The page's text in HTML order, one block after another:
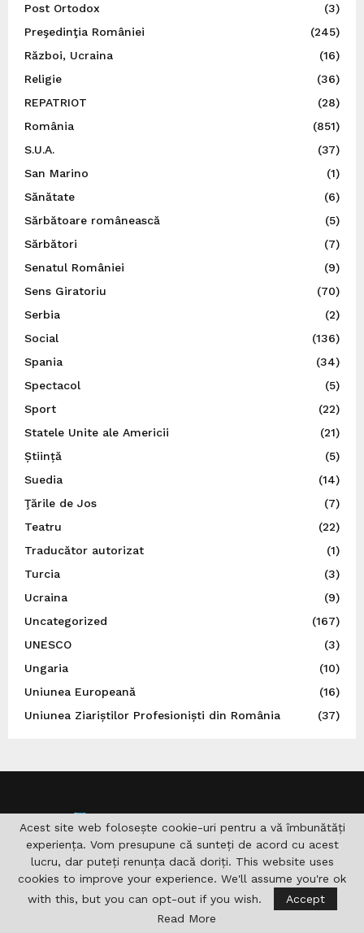
Post Ortodox
(3)
Preşedinţia României
(245)
Război, Ucraina
(16)
Religie
(36)
REPATRIOT
(28)
România
(851)
S.U.A.
(37)
San Marino
(1)
Sănătate
(6)
Sărbătoare românească
(5)
Sărbători
(7)
Senatul României
(9)
Sens Giratoriu
(70)
Serbia
(2)
Social
(136)
Spania
(34)
Spectacol
(5)
Sport
(22)
Statele Unite ale Americii
(21)
Știință
(5)
Suedia
(14)
Ţările de Jos
(7)
Teatru
(22)
Traducător autorizat
(1)
Turcia
(3)
Ucraina
(9)
Uncategorized
(167)
UNESCO
(3)
Ungaria
(10)
Uniunea Europeană
(16)
Uniunea Ziariștilor Profesioniști din România
(37)
DESPRE NOI
Acest site web folosește cookie-uri pentru a vă îmbunătăți
experiența. Vom presupune că sunteți de acord cu acest
lucru, dar puteți renunța dacă doriți. This website uses
cookies to improve your experience. We'll assume you're ok
with this, but you can opt-out if you wish.
Accept
Read More